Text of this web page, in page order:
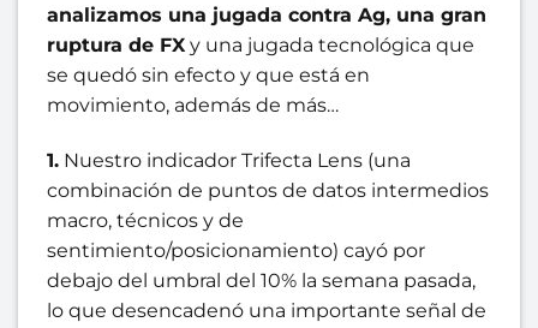
analizamos una jugada contra Ag, una gran
ruptura de FX y una jugada tecnológica que
se quedó sin efecto y que está en
movimiento, además de más…
1. Nuestro indicador Trifecta Lens (una
combinación de puntos de datos intermedios
macro, técnicos y de
sentimiento/posicionamiento) cayó por
debajo del umbral del 10% la semana pasada,
lo que desencadenó una importante señal de